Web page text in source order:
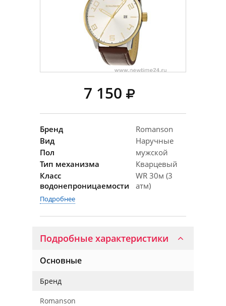
7 150
Бренд
Romanson
Вид
Наручные
Пол
мужской
Тип механизма
Кварцевый
Класс
водонепроницаемости
WR 30м (3
атм)
Подробнее
Подробные характеристики
Основные
Бренд
Romanson